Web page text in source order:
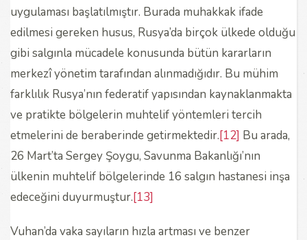
uygulaması başlatılmıştır. Burada muhakkak ifade
edilmesi gereken husus, Rusya’da birçok ülkede olduğu
gibi salgınla mücadele konusunda bütün kararların
merkezî yönetim tarafından alınmadığıdır. Bu mühim
farklılık Rusya’nın federatif yapısından kaynaklanmakta
ve pratikte bölgelerin muhtelif yöntemleri tercih
etmelerini de beraberinde getirmektedir.[12] Bu arada,
26 Mart’ta Sergey Şoygu, Savunma Bakanlığı’nın
ülkenin muhtelif bölgelerinde 16 salgın hastanesi inşa
edeceğini duyurmuştur.[13]
Vuhan’da vaka sayıların hızla artması ve benzer